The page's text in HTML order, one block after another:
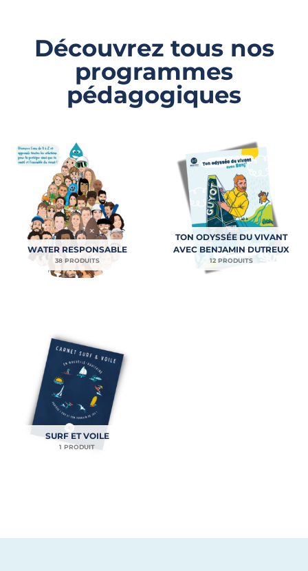
Découvrez tous nos
programmes
pédagogiques
WATER RESPONSABLE
38 PRODUITS
TON ODYSSÉE DU VIVANT
AVEC BENJAMIN DUTREUX
12 PRODUITS
SURF ET VOILE
1 PRODUIT